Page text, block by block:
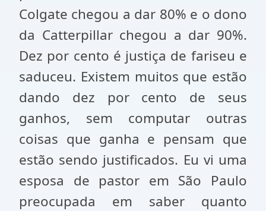
Colgate chegou a dar 80% e o dono
da Catterpillar chegou a dar 90%.
Dez por cento é justiça de fariseu e
saduceu. Existem muitos que estão
dando dez por cento de seus
ganhos, sem computar outras
coisas que ganha e pensam que
estão sendo justificados. Eu vi uma
esposa de pastor em São Paulo
preocupada em saber quanto